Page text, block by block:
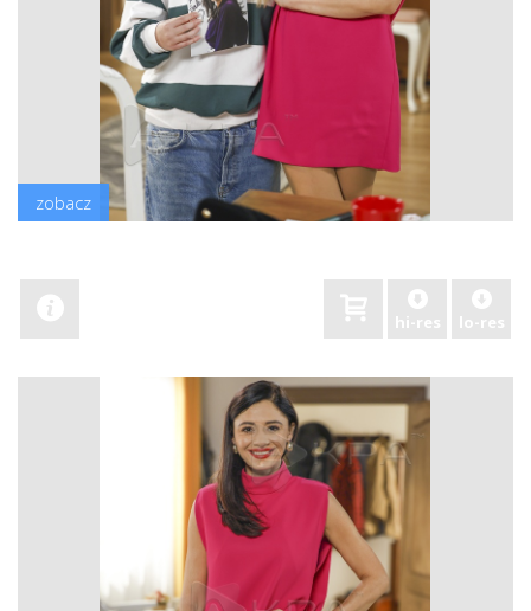
zobacz
hi-res lo-res